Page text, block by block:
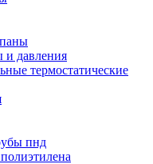
и давления
термостатические
пнд